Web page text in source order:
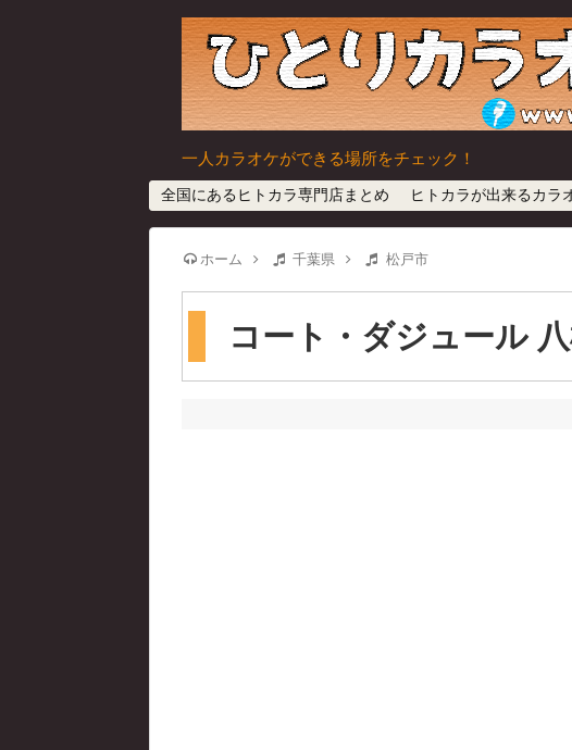
一人カラオケができる場所をチェック！
全国にあるヒトカラ専門店まとめ ヒトカラが出来るカラ
ホーム 千葉県 松戸市
コート・ダジュール